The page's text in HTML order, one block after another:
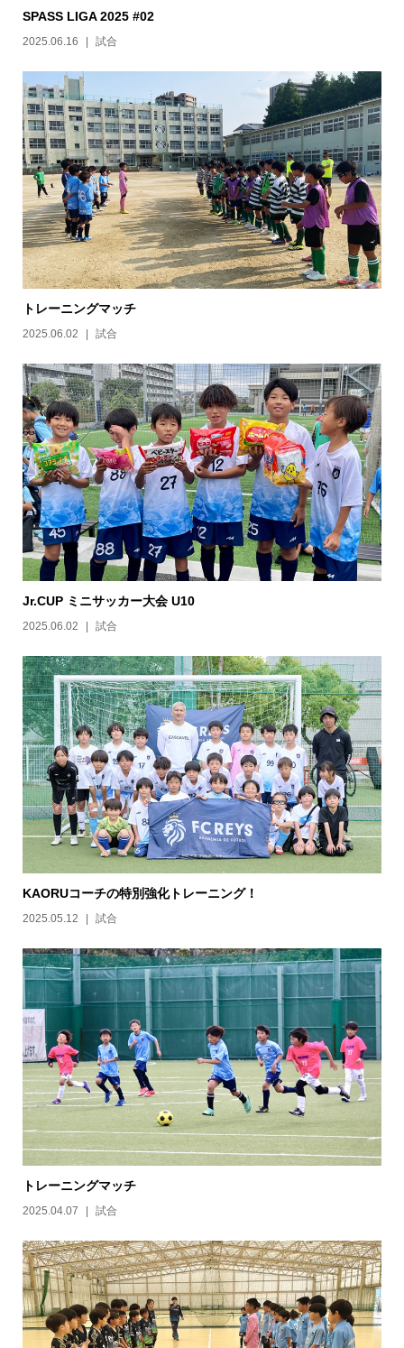
SPASS LIGA 2025 #02
2025.06.16 試合
トレーニングマッチ
2025.06.02 試合
Jr.CUP ミニサッカー大会 U10
2025.06.02 試合
KAORUコーチの特別強化トレーニング！
2025.05.12 試合
トレーニングマッチ
2025.04.07 試合